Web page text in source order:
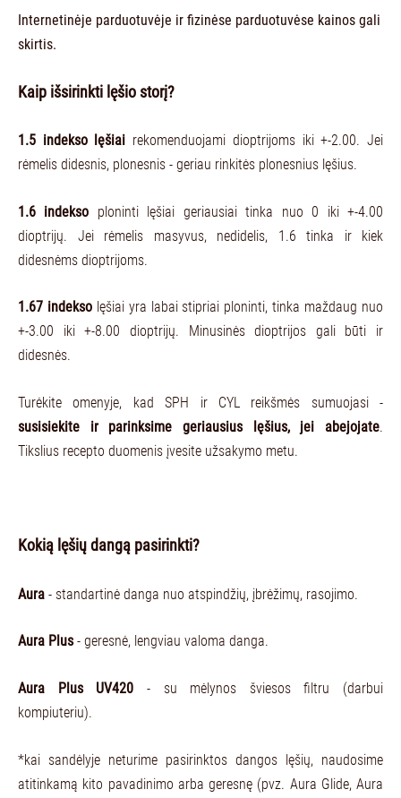
Internetinėje parduotuvėje ir fizinėse parduotuvėse kainos gali
skirtis.
Kaip išsirinkti lęšio storį?
1.5 indekso lęšiai rekomenduojami dioptrijoms iki +-2.00. Jei
rėmelis didesnis, plonesnis - geriau rinkitės plonesnius lęšius.
1.6 indekso ploninti lęšiai geriausiai tinka nuo 0 iki +-4.00
dioptrijų. Jei rėmelis masyvus, nedidelis, 1.6 tinka ir kiek
didesnėms dioptrijoms.
1.67 indeksolęšiai yra labai stipriai ploninti, tinka maždaug nuo
+-3.00 iki +-8.00 dioptrijų. Minusinės dioptrijos gali būti ir
didesnės.
Turėkite omenyje, kad SPH ir CYL reikšmės sumuojasi -
susisiekite ir parinksime geriausius lęšius, jei abejojate.
Tikslius recepto duomenis įvesite užsakymo metu.
Kokią lęšių dangą pasirinkti?
Aura - standartinė danga nuo atspindžių, įbrėžimų, rasojimo.
Aura Plus- geresnė, lengviau valoma danga.
Aura Plus UV420 - su mėlynos šviesos filtru (darbui
kompiuteriu).
*kai sandėlyje neturime pasirinktos dangos lęšių, naudosime
atitinkamą kito pavadinimo arba geresnę (pvz. Aura Glide, Aura